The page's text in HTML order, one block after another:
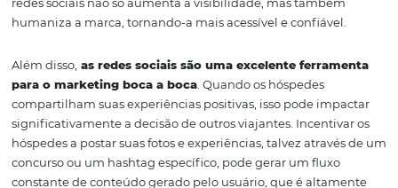
sociais na hotelaria
As mídias sociais desempenham um papel vital na
comunicação e no engajamento com os hóspedes.
como Instagram, Facebook e Twitter permitem que os
compartilhem não apenas ofertas e promoções, mas
histórias visualmente atraentes que capturam a